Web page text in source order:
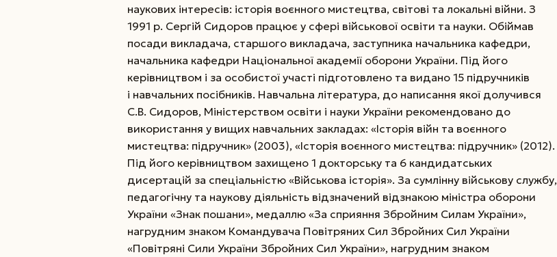
наукових інтересів: історія воєнного мистецтва, світові та локальні війни. З
1991 р. Сергій Сидоров працює у сфері військової освіти та науки. Обіймав
посади викладача, старшого викладача, заступника начальника кафедри,
начальника кафедри Національної академії оборони України. Під його
керівництвом і за особистої участі підготовлено та видано 15 підручників
і навчальних посібників. Навчальна література, до написання якої долучився
С.В. Сидоров, Міністерством освіти і науки України рекомендовано до
використання у вищих навчальних закладах: «Історія війн та воєнного
мистецтва: підручник» (2003), «Історія воєнного мистецтва: підручник» (2012).
Під його керівництвом захищено 1 докторську та 6 кандидатських
дисертацій за спеціальністю «Військова історія». За сумлінну військову службу,
педагогічну та наукову діяльність відзначений відзнакою міністра оборони
України «Знак пошани», медаллю «За сприяння Збройним Силам України»,
нагрудним знаком Командувача Повітряних Сил Збройних Сил Украї­ни
«Повітряні Сили України Збройних Сил України», нагрудним знаком